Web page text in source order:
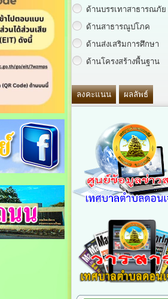
ด้านบรรเทาสาธารณภัย
ด้านสาธารณูปโภค
ด้านส่งเสริมการศึกษา
ด้านโครงสร้างพื้นฐาน